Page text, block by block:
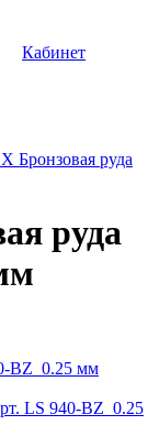
Кабинет
Бронзовая руда
руда